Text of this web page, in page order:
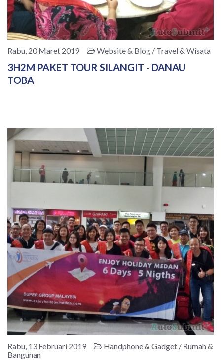
Rabu, 20 Maret 2019 Website & Blog / Travel & Wisata
3H2M PAKET TOUR SILANGIT - DANAU
TOBA
Rabu, 13 Februari 2019
Handphone & Gadget / Rumah &
Bangunan